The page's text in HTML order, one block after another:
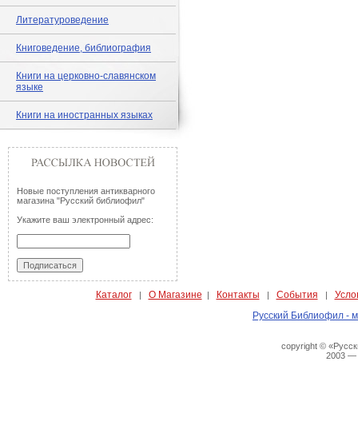
Литературоведение
Книговедение, библиография
Книги на церковно-славянском
языке
Книги на иностранных языках
Новые поступления антикварного
магазина "Русский библиофил"
Укажите ваш электронный адрес:
Каталог| О Магазине | Контакты | События |
Русский Библиофил -
copyright ©
2003 —